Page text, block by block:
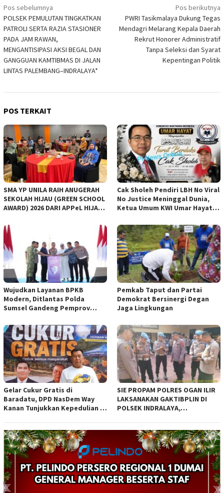
Navigasi
pos
Pos sebelumnya
POLSEK PEMULUTAN TINGKATKAN
PATROLI SERTA RAZIA STASIONER
PADA JAM RAWAN,
MENGANTISIPASI AKSI BEGAL DAN
GANGGUAN KAMTIBMAS DI JALAN
LINTAS PALEMBANG–INDRALAYA*
Pos berikutnya
PWRI Tasikmalaya Dukung Tegas
Mendagri Melarang Kepala Daerah
Rekrut Honorer Administratif
Tanpa Seleksi dan Syarat
Kepentingan Politik
POS TERKAIT
SMA YP UNILA RAIH ANUGERAH
SEKOLAH HIJAU (GREEN SCHOOL
AWARD) 2026 DARI APPeL HIJAU
Cak Sholeh Pendiri LBH No Viral
No Justice Meninggal Dunia,
Ketua Umum KWI Umar Hayat
Wujudkan Layanan BPKB
Modern, Ditlantas Polda
Sumsel Gandeng Pemprov
Pemkab Taput dan Partai
Demokrat Bersinergi Degan
Jaga Lingkungan
Gelar Cukur Gratis di
Baradatu, DPD NasDem Way
Kanan Tunjukkan Kepedulian di
SIE PROPAM POLRES OGAN ILIR
LAKSANAKAN GAKTIBPLIN DI
POLSEK INDRALAYA,
PERSONEL POLRI*